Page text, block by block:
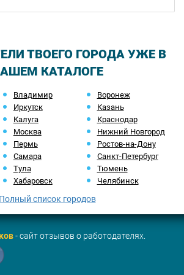
ТВОЕГО ГОРОДА УЖЕ В
КАТАЛОГЕ
Владимир
Воронеж
Иркутск
Казань
Калуга
Краснодар
Москва
Нижний Новгород
Пермь
Ростов-на-Дону
Самара
Санкт-Петербург
Тула
Тюмень
Хабаровск Челябинск
Полный список городов
- сайт отзывов о работодателях.